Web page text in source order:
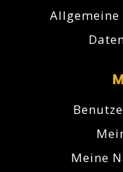
Allgemeine
Meine